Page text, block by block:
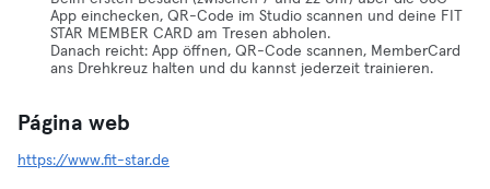
App einchecken, QR-Code im Studio scannen und deine FIT
STAR MEMBER CARD am Tresen abholen.
Danach reicht: App öffnen, QR-Code scannen, MemberCard
ans Drehkreuz halten und du kannst jederzeit trainieren.
Página web
https://www.fit-star.de